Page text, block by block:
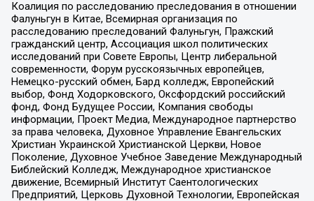
Коалиция по расследованию преследования в отношении
Фалуньгун в Китае, Всемирная организация по
расследованию преследований Фалуньгун, Пражский
гражданский центр, Ассоциация школ политических
исследований при Совете Европы, Центр либеральной
современности, Форум русскоязычных европейцев,
Немецко-русский обмен, Бард колледж, Европейский
выбор, Фонд Ходорковского, Оксфордский российский
фонд, Фонд Будущее России, Компания свободы
информации, Проект Медиа, Международное партнерство
за права человека, Духовное Управление Евангельских
Христиан Украинской Христианской Церкви, Новое
Поколение, Духовное Учебное Заведение Международный
Библейский Колледж, Международное христианское
движение, Всемирный Институт Саентологических
Предприятий, Церковь Духовной Технологии, Европейская